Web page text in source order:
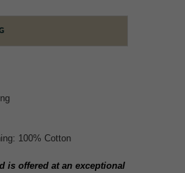
100% Cotton
is offered at an exceptional